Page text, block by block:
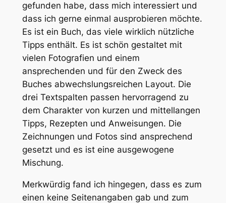
gefunden habe, dass mich interessiert und
dass ich gerne einmal ausprobieren möchte.
Es ist ein Buch, das viele wirklich nützliche
Tipps enthält. Es ist schön gestaltet mit
vielen Fotografien und einem
ansprechenden und für den Zweck des
Buches abwechslungsreichen Layout. Die
drei Textspalten passen hervorragend zu
dem Charakter von kurzen und mittellangen
Tipps, Rezepten und Anweisungen. Die
Zeichnungen und Fotos sind ansprechend
gesetzt und es ist eine ausgewogene
Mischung.
Merkwürdig fand ich hingegen, dass es zum
einen keine Seitenangaben gab und zum